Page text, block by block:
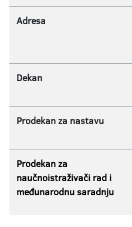
Adresa
Dekan
Prodekan za nastavu
Prodekan za
naučnoistraživači rad i
međunarodnu saradnju